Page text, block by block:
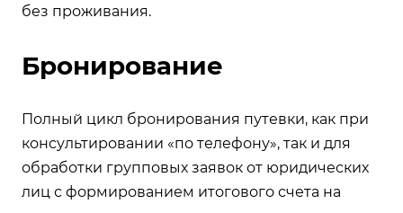
без проживания.
Бронирование
Полный цикл бронирования путевки, как при
консультировании «по телефону», так и для
обработки групповых заявок от юридических
лиц с формированием итогового счета на